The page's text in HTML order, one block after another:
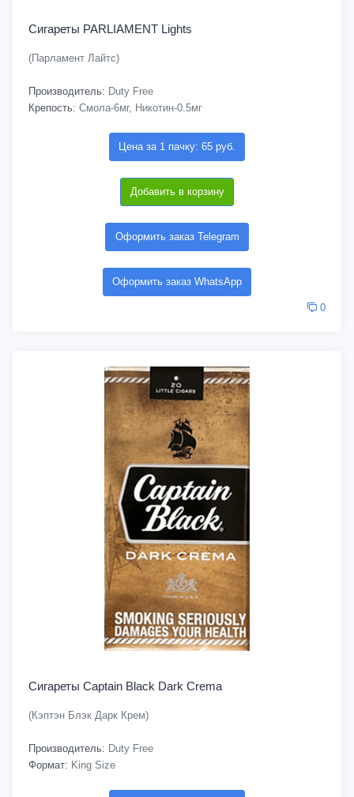
Сигареты PARLIAMENT Lights
(Парламент Лайтс)
Производитель: Duty Free
Крепость: Смола-6мг, Никотин-0.5мг
Цена за 1 пачку: 65 руб.
Добавить в корзину
Оформить заказ Telegram
Оформить заказ WhatsApp
0
Сигареты Captain Black Dark Crema
(Кэптэн Блэк Дарк Крем)
Производитель: Duty Free
Формат: King Size